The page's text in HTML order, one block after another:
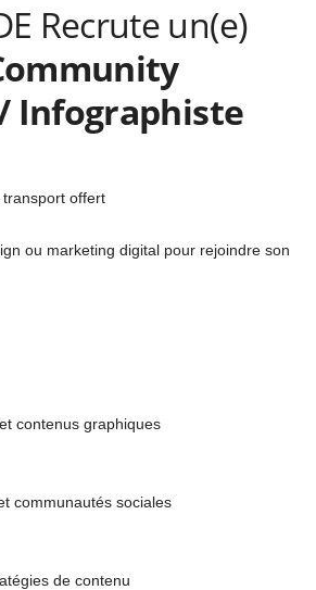
Recrute un(e)
Infographiste
transport offert
ou marketing digital pour rejoindre son
contenus graphiques
communautés sociales
de contenu